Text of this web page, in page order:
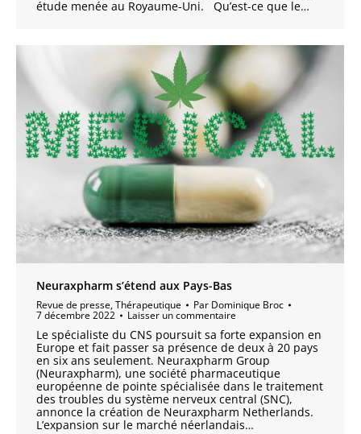
étude menée au Royaume-Uni. Qu’est-ce que le…
Neuraxpharm s’étend aux Pays-Bas
Revue de presse,Thérapeutique Par Dominique Broc
7 décembre 2022 Laisser un commentaire
Le spécialiste du CNS poursuit sa forte expansion en
Europe et fait passer sa présence de deux à 20 pays
en six ans seulement. Neuraxpharm Group
(Neuraxpharm), une société pharmaceutique
européenne de pointe spécialisée dans le traitement
des troubles du système nerveux central (SNC),
annonce la création de Neuraxpharm Netherlands.
L’expansion sur le marché néerlandais…